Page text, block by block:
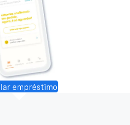
empréstimo